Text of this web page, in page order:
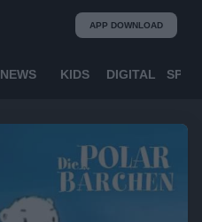
APP DOWNLOAD
NEWS KIDS DIGITAL